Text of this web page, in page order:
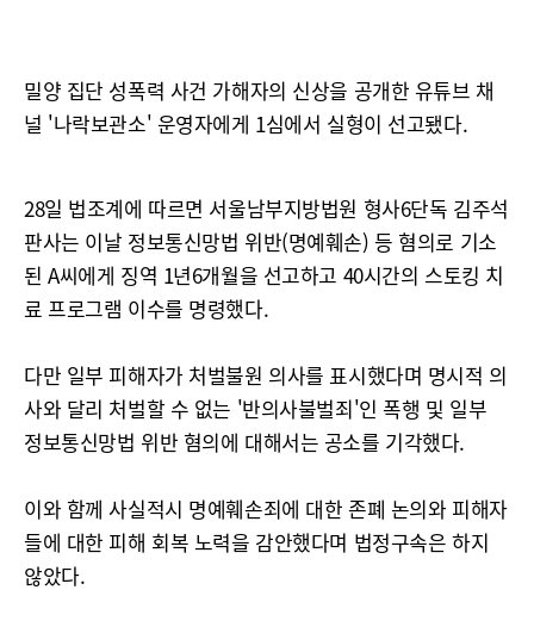
밀양 집단 성폭력 사건 가해자의 신상을 공개한 유튜브 채
널 '나락보관소' 운영자에게 1심에서 실형이 선고됐다.
28일 법조계에 따르면 서울남부지방법원 형사6단독 김주석
판사는 이날 정보통신망법 위반(명예훼손) 등 혐의로 기소
된 A씨에게 징역 1년6개월을 선고하고 40시간의 스토킹 치
료 프로그램 이수를 명령했다.
다만 일부 피해자가 처벌불원 의사를 표시했다며 명시적 의
사와 달리 처벌할 수 없는 '반의사불벌죄'인 폭행 및 일부
정보통신망법 위반 혐의에 대해서는 공소를 기각했다.
이와 함께 사실적시 명예훼손죄에 대한 존폐 논의와 피해자
들에 대한 피해 회복 노력을 감안했다며 법정구속은 하지
않았다.